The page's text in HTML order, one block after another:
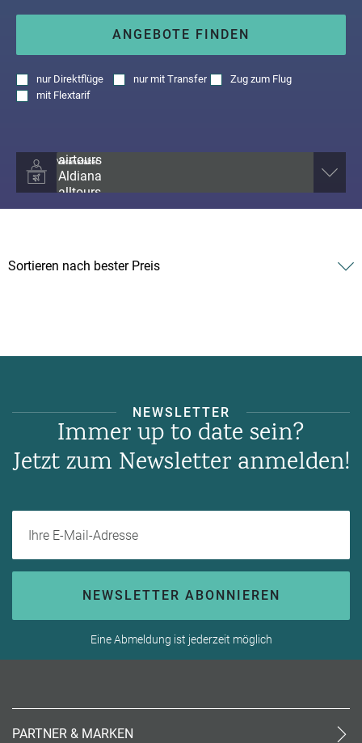
ANGEBOTE FINDEN
nur Direktflüge nurmit Transfer
Zug zum Flug
mit Flextarif
Veranstalter
NEWSLETTER
Immer up to date sein?
Jetzt zum Newsletter anmelden!
NEWSLETTER ABONNIEREN
Eine Abmeldung ist jederzeit möglich
PARTNER & MARKEN